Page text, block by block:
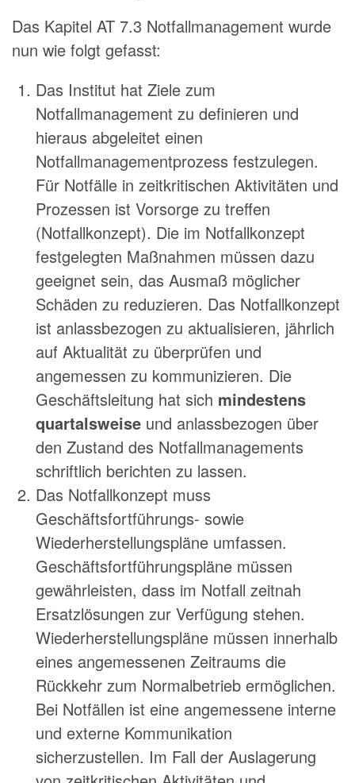
Das Kapitel AT 7.3 Notfallmanagement wurde
nun wie folgt gefasst:
Das Institut hat Ziele zum
Notfallmanagement zu definieren und
hieraus abgeleitet einen
Notfallmanagementprozess festzulegen.
Für Notfälle in zeitkritischen Aktivitäten und
Prozessen ist Vorsorge zu treffen
(Notfallkonzept). Die im Notfallkonzept
festgelegten Maßnahmen müssen dazu
geeignet sein, das Ausmaß möglicher
Schäden zu reduzieren. Das Notfallkonzept
ist anlassbezogen zu aktualisieren, jährlich
auf Aktualität zu überprüfen und
angemessen zu kommunizieren. Die
Geschäftsleitung hat sich mindestens
quartalsweise und anlassbezogen über
den Zustand des Notfallmanagements
schriftlich berichten zu lassen.
Das Notfallkonzept muss
Geschäftsfortführungs- sowie
Wiederherstellungspläne umfassen.
Geschäftsfortführungspläne müssen
gewährleisten, dass im Notfall zeitnah
Ersatzlösungen zur Verfügung stehen.
Wiederherstellungspläne müssen innerhalb
eines angemessenen Zeitraums die
Rückkehr zum Normalbetrieb ermöglichen.
Bei Notfällen ist eine angemessene interne
und externe Kommunikation
sicherzustellen. Im Fall der Auslagerung